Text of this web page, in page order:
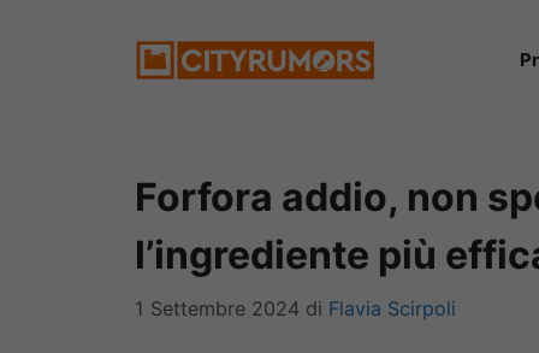
Forfora addio, non
l’ingrediente più
1 Settembre 2024 di Flavia Scirpoli